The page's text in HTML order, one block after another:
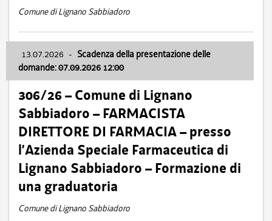
Comune di Lignano Sabbiadoro
13.07.2026 - Scadenza della presentazione delle
domande: 07.09.2026 12:00
306/26 – Comune di Lignano
Sabbiadoro – FARMACISTA
DIRETTORE DI FARMACIA – presso
l’Azienda Speciale Farmaceutica di
Lignano Sabbiadoro – Formazione di
una graduatoria
Comune di Lignano Sabbiadoro